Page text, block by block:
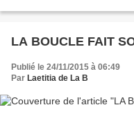
LA BOUCLE FAIT
Publié le 24/11/2015 à 06:49
Par Laetitia de La B